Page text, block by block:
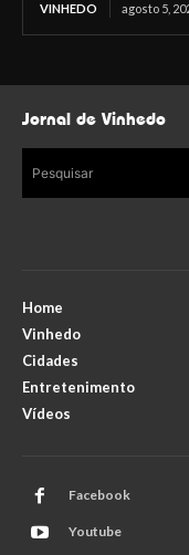
VINHEDO agosto 5,
Jornal de Vinhedo
Pesquisar
Home
Vinhedo
Cidades
Entretenimento
Vídeos
Facebook
Youtube